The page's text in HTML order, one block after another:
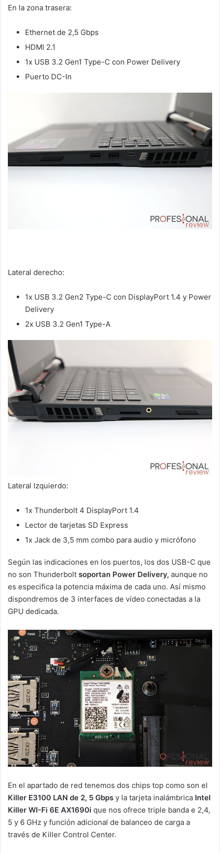
En la zona trasera:
Ethernet de 2,5 Gbps
HDMI 2.1
1x USB 3.2 Gen1 Type-C con Power Delivery
Puerto DC-In
Lateral derecho:
1x USB 3.2 Gen2 Type-C con DisplayPort 1.4 y Power
Delivery
2x USB 3.2 Gen1 Type-A
Lateral Izquierdo:
1x Thunderbolt 4 DisplayPort 1.4
Lector de tarjetas SD Express
1x Jack de 3,5 mm combo para audio y micrófono
Según las indicaciones en los puertos, los dos USB-C que
no son Thunderbolt soportan Power Delivery, aunque no
es especifica la potencia máxima de cada uno. Así mismo
dispondremos de 3 interfaces de vídeo conectadas a la
GPU dedicada.
En el apartado de red tenemos dos chips top como son el
Killer E3100 LAN de 2, 5 Gbps y la tarjeta inalámbrica Intel
Killer WI-Fi 6E AX1690i que nos ofrece triple banda e 2,4,
5 y 6 GHz y función adicional de balanceo de carga a
través de Killer Control Center.